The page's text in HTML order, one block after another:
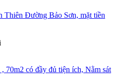
Thiên Đường Bảo Sơn, mặt tiền
70m2 có đầy đủ tiện ích, Nằm sát